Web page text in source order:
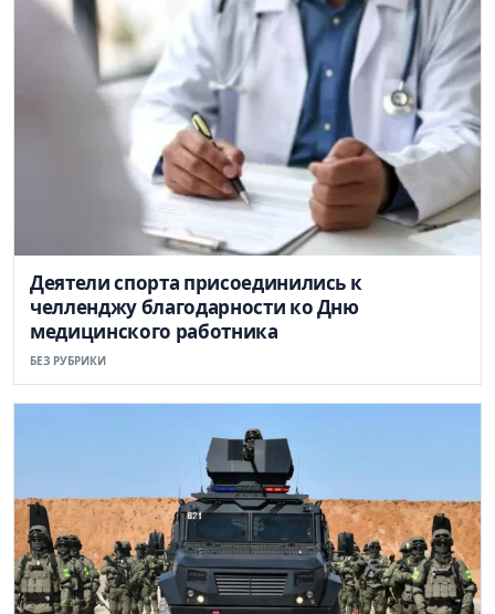
Деятели спорта присоединились к
челленджу благодарности ко Дню
медицинского работника
БЕЗ РУБРИКИ